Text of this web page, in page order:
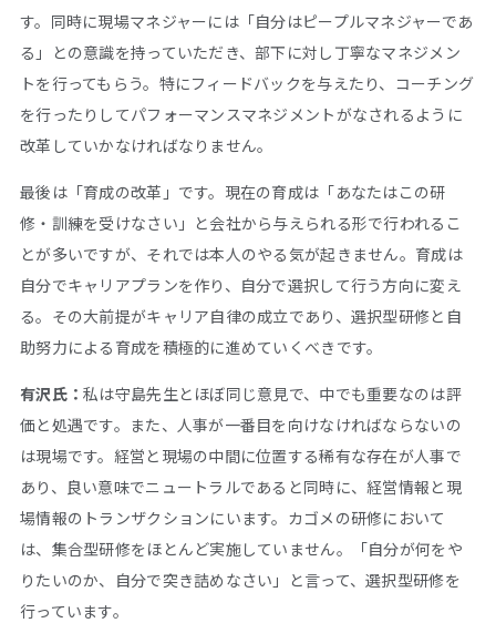
す。同時に現場マネジャーには「自分はピープルマネジャーであ
る」との意識を持っていただき、部下に対し丁寧なマネジメン
トを行ってもらう。特にフィードバックを与えたり、コーチング
を行ったりしてパフォーマンスマネジメントがなされるように
改革していかなければなりません。
最後は「育成の改革」です。現在の育成は「あなたはこの研
修・訓練を受けなさい」と会社から与えられる形で行われるこ
とが多いですが、それでは本人のやる気が起きません。育成は
自分でキャリアプランを作り、自分で選択して行う方向に変え
る。その大前提がキャリア自律の成立であり、選択型研修と自
助努力による育成を積極的に進めていくべきです。
有沢氏：私は守島先生とほぼ同じ意見で、中でも重要なのは評
価と処遇です。また、人事が一番目を向けなければならないの
は現場です。経営と現場の中間に位置する稀有な存在が人事で
あり、良い意味でニュートラルであると同時に、経営情報と現
場情報のトランザクションにいます。カゴメの研修において
は、集合型研修をほとんど実施していません。「自分が何をや
りたいのか、自分で突き詰めなさい」と言って、選択型研修を
行っています。